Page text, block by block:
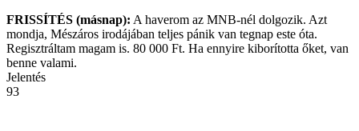
FRISSÍTÉS (másnap): A haverom az MNB-nél dolgozik. Azt
mondja, Mészáros irodájában teljes pánik van tegnap este óta.
Regisztráltam magam is. 80 000 Ft. Ha ennyire kiborította őket, van
benne valami.
Jelentés
93